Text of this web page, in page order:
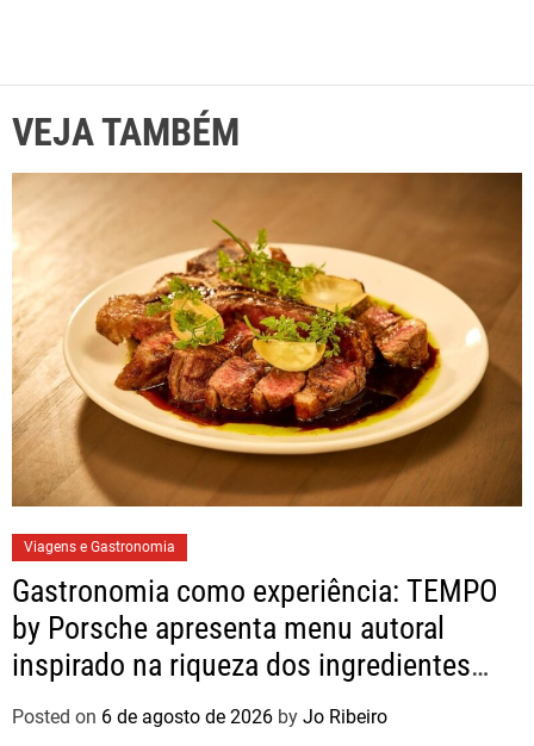
VEJA TAMBÉM
Viagens e Gastronomia
Gastronomia como experiência: TEMPO
by Porsche apresenta menu autoral
inspirado na riqueza dos ingredientes
brasileiros
Posted on 6 de agosto de 2026 by Jo Ribeiro